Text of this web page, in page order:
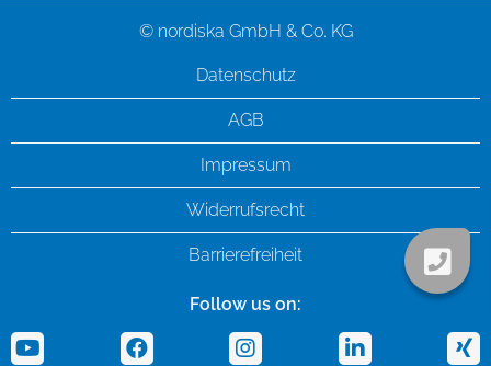
© nordiska GmbH & Co. KG
Datenschutz
AGB
Impressum
Widerrufsrecht
Barrierefreiheit
Follow us on: